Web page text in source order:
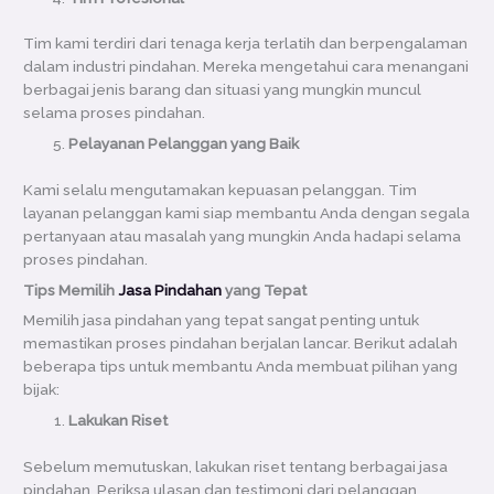
Tim kami terdiri dari tenaga kerja terlatih dan berpengalaman
dalam industri pindahan. Mereka mengetahui cara menangani
berbagai jenis barang dan situasi yang mungkin muncul
selama proses pindahan.
Pelayanan Pelanggan yang Baik
Kami selalu mengutamakan kepuasan pelanggan. Tim
layanan pelanggan kami siap membantu Anda dengan segala
pertanyaan atau masalah yang mungkin Anda hadapi selama
proses pindahan.
Tips MemilihJasa Pindahanyang Tepat
Memilih jasa pindahan yang tepat sangat penting untuk
memastikan proses pindahan berjalan lancar. Berikut adalah
beberapa tips untuk membantu Anda membuat pilihan yang
bijak:
Lakukan Riset
Sebelum memutuskan, lakukan riset tentang berbagai jasa
pindahan. Periksa ulasan dan testimoni dari pelanggan